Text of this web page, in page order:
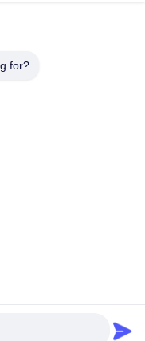
der Wasser-
100mm -
for?